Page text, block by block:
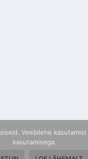
Veebilehe
kasutamisega.